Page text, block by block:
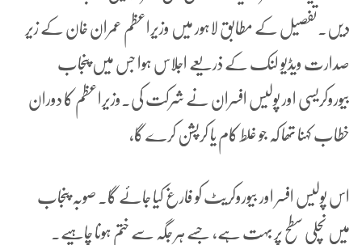
دیں۔تفصیل کے مطابق لاہور میں وزیراعظم عمران خان کے زیر
صدارت ویڈیو لنک کے ذریعے اجلاس ہوا جس میں پنجاب
بیوروکریسی اور پولیس افسران نے شرکت کی۔وزیراعظم کا دوران
خطاب کہنا تھا کہ جو غلط کام یا کرپشن کرے گا،
اس پولیس افسر اور بیوروکریٹ کو فارغ کیا جائے گا۔ صوبہ پنجاب
میں نچلی سطح پر بہت ہے، جسے ہر جگہ سے ختم ہونا چاہیے۔